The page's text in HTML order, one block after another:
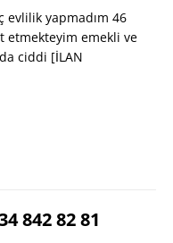
evlilik yapmadım 46
etmekteyim emekli ve
ciddi [İLAN
842 82 81